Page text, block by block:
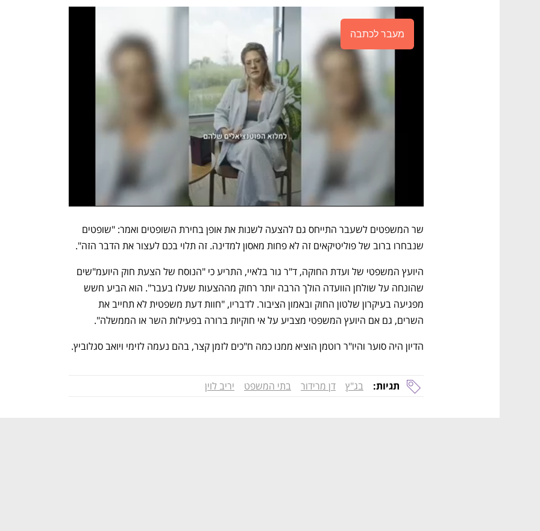
מעבר לכתבה
שנבחרו ברוב של פוליטיקאים זה לא פחות מאסון למדינה. זה תלוי בכם לעצור את הדבר הזה".
השרים, גם אם היועץ המשפטי מצביע על אי חוקיות ברורה בפעילות השר או הממשלה".
הדיון היה סוער והיו"ר רוטמן הוציא ממנו כמה ח"כים לזמן קצר, בהם נעמה לזימי ויואב סגלוביץ.
תגיות: בג"ץ דן מרידור בתי המשפט יריב לוין